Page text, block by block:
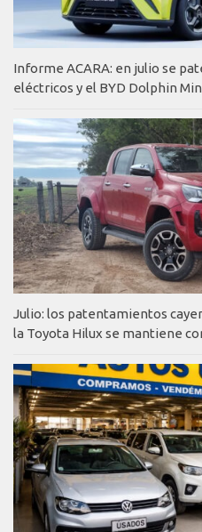
Informe ACARA: en julio se
eléctricos y el BYD Dolphin
Julio: los patentamientos
la Toyota Hilux se mantiene